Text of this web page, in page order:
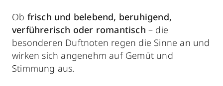
Ob frisch und belebend, beruhigend,
verführerisch oder romantisch – die
besonderen Duftnoten regen die Sinne an und
wirken sich angenehm auf Gemüt und
Stimmung aus.